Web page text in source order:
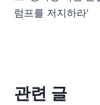
럼프를 저지하라’
관련 글